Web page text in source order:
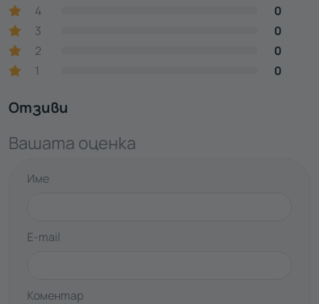
4
0
3
0
2
0
1
0
Отзиви
Вашата оценка
Име
E-mail
Коментар